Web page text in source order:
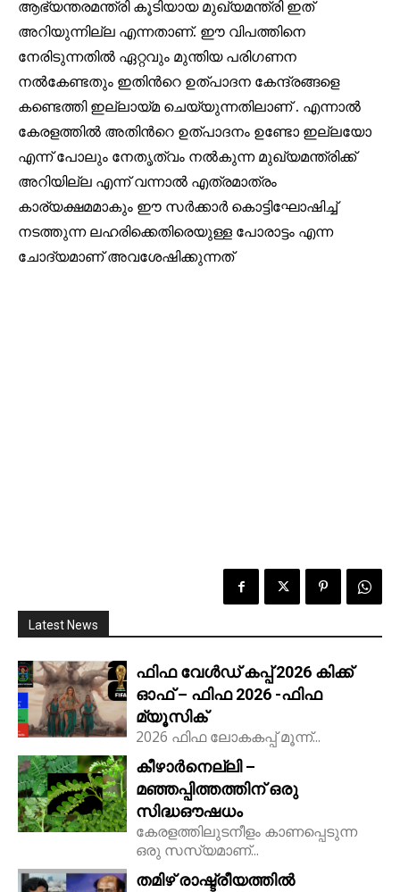
ആഭ്യന്തരമന്ത്രി കൂടിയായ മുഖ്യമന്ത്രി ഇത്
അറിയുന്നില്ല എന്നതാണ്. ഈ വിപത്തിനെ
നേരിടുന്നതിൽ ഏറ്റവും മുന്തിയ പരിഗണന
നൽകേണ്ടതും ഇതിൻറെ ഉത്പാദന കേന്ദ്രങ്ങളെ
കണ്ടെത്തി ഇല്ലായ്മ ചെയ്യുന്നതിലാണ് . എന്നാൽ
കേരളത്തിൽ അതിൻറെ ഉത്പാദനം ഉണ്ടോ ഇല്ലയോ
എന്ന് പോലും നേതൃത്വം നൽകുന്ന മുഖ്യമന്ത്രിക്ക്
അറിയില്ല എന്ന് വന്നാൽ എത്രമാത്രം
കാര്യക്ഷമമാകും ഈ സർക്കാർ കൊട്ടിഘോഷിച്ച്
നടത്തുന്ന ലഹരിക്കെതിരെയുള്ള പോരാട്ടം എന്ന
ചോദ്യമാണ് അവശേഷിക്കുന്നത്
Latest News
ഫിഫ വേൾഡ് കപ്പ് 2026 കിക്ക്‌
ഓഫ് – ഫിഫ 2026 -ഫിഫ
മ്യൂസിക്
2026 ഫിഫ ലോകകപ്പ് മൂന്ന്...
കീഴാർനെല്ലി –
മഞ്ഞപ്പിത്തത്തിന് ഒരു
സിദ്ധഔഷധം
കേരളത്തിലുടനീളം കാണപ്പെടുന്ന
ഒരു സസ്യമാണ്...
തമിഴ് രാഷ്ട്രീയത്തിൽ